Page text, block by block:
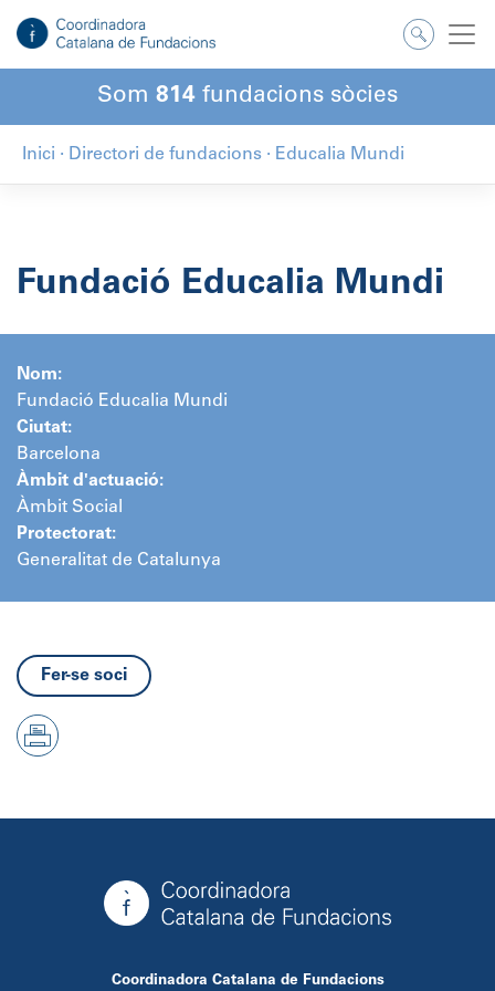
contingut
Som 814 fundacions sòcies
Inici · Directori de fundacions · Educalia Mundi
Fundació Educalia Mundi
Nom:
Fundació Educalia Mundi
Ciutat:
Barcelona
Àmbit d'actuació:
Àmbit Social
Protectorat:
Generalitat de Catalunya
Fer-se soci
Coordinadora Catalana de Fundacions